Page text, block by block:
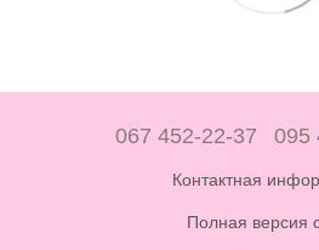
067 452-22-37 095
Контактная
Полная версия